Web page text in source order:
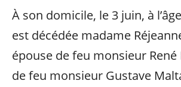
À son domicile, le 3 juin, à
est décédée madame
épouse de feu monsieur
de feu monsieur Gustave